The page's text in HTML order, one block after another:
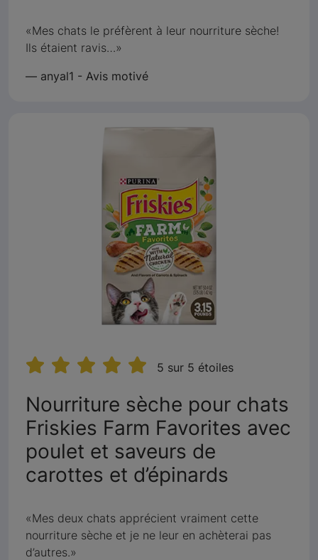
sur
Mes chats le préfèrent à leur nourriture sèche!
Ils étaient ravis…
— anyal1 - Avis motivé
5 sur 5 étoiles
Nourriture sèche pour chats
Friskies Farm Favorites avec
poulet et saveurs de
carottes et d’épinards
sur
5
Mes deux chats apprécient vraiment cette
nourriture sèche et je ne leur en achèterai pas
d’autres.